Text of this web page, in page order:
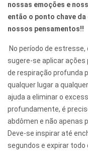
nossas emoções e
então o ponto chave
nossos pensamentos!!
No período de
sugere-se aplicar
de respiração profunda
qualquer lugar a
ajuda a eliminar o
profundamente, é
abdômen e não apenas
Deve-se inspirar até
segundos e expirar todo